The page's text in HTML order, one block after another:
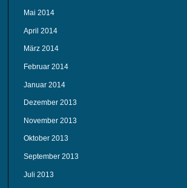
Mai 2014
April 2014
März 2014
Februar 2014
Januar 2014
Dezember 2013
November 2013
Oktober 2013
September 2013
Juli 2013